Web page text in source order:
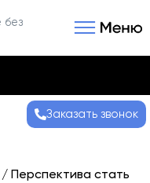
без
Заказать звонок
/ Перспектива стать